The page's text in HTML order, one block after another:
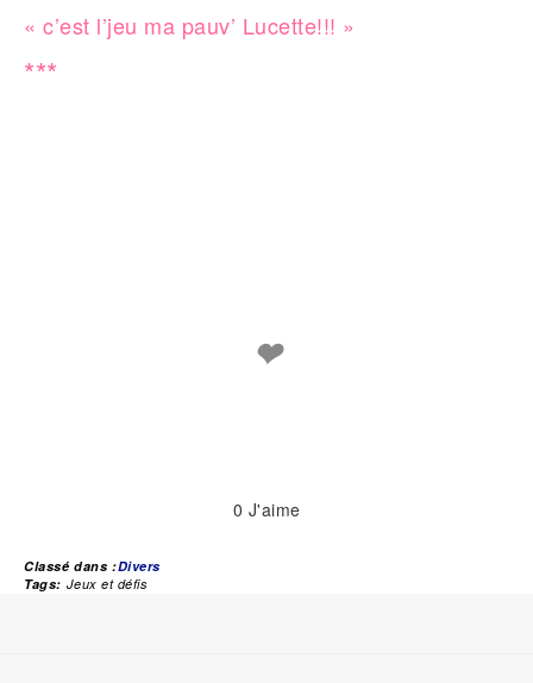
« c’est l’jeu ma pauv’ Lucette!!! »
***
❤
0 J'aime
Classé dans :Divers
Tags: Jeux et défis